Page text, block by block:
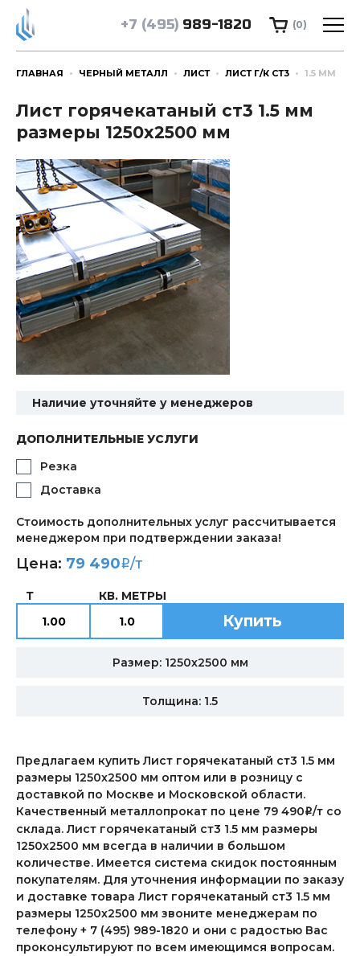
+7 (495) 989-1820 (0)
ГЛАВНАЯ ЧЕРНЫЙ МЕТАЛЛ ЛИСТ ЛИСТ Г/К СТ3 1.5 ММ
Лист горячекатаный ст3 1.5 мм
размеры 1250х2500 мм
Наличие уточняйте у менеджеров
ДОПОЛНИТЕЛЬНЫЕ УСЛУГИ
Резка
Доставка
Стоимость дополнительных услуг рассчитывается
менеджером при подтверждении заказа!
Цена: 79 490i/т
Т КВ. МЕТРЫ
Купить
Размер: 1250х2500 мм
Толщина: 1.5
Предлагаем купить Лист горячекатаный ст3 1.5 мм
размеры 1250х2500 мм оптом или в розницу с
доставкой по Москве и Московской области.
Качественный металлопрокат по цене 79 490i/т со
склада. Лист горячекатаный ст3 1.5 мм размеры
1250х2500 мм всегда в наличии в большом
количестве. Имеется система скидок постоянным
покупателям. Для уточнения информации по заказу
и доставке товара Лист горячекатаный ст3 1.5 мм
размеры 1250х2500 мм звоните менеджерам по
телефону + 7 (495) 989-1820 и они с радостью Вас
проконсультируют по всем имеющимся вопросам.